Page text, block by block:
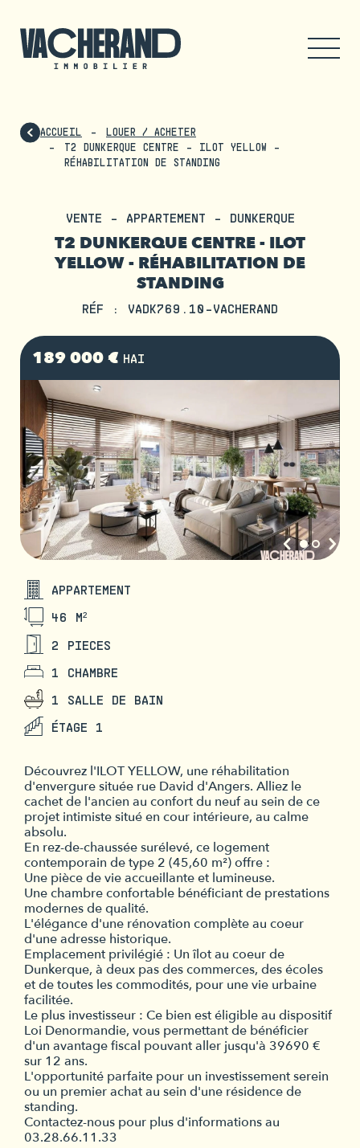
ACCUEIL
LOUER / ACHETER
T2 DUNKERQUE CENTRE - ILOT YELLOW -
RÉHABILITATION DE STANDING
VENTE - APPARTEMENT - DUNKERQUE
T2 DUNKERQUE CENTRE - ILOT
YELLOW - RÉHABILITATION DE
STANDING
RÉF : VADK769.10-VACHERAND
189 000 € HAI
APPARTEMENT
46 M²
2 PIECES
1 CHAMBRE
1 SALLE DE BAIN
ÉTAGE 1
Découvrez l'ILOT YELLOW, une réhabilitation
d'envergure située rue David d'Angers. Alliez le
cachet de l'ancien au confort du neuf au sein de ce
projet intimiste situé en cour intérieure, au calme
absolu.
En rez-de-chaussée surélevé, ce logement
contemporain de type 2 (45,60 m²) offre :
Une pièce de vie accueillante et lumineuse.
Une chambre confortable bénéficiant de prestations
modernes de qualité.
L'élégance d'une rénovation complète au coeur
d'une adresse historique.
Emplacement privilégié : Un îlot au coeur de
Dunkerque, à deux pas des commerces, des écoles
et de toutes les commodités, pour une vie urbaine
facilitée.
Le plus investisseur : Ce bien est éligible au dispositif
Loi Denormandie, vous permettant de bénéficier
d'un avantage fiscal pouvant aller jusqu'à 39690 €
sur 12 ans.
L'opportunité parfaite pour un investissement serein
ou un premier achat au sein d'une résidence de
standing.
Contactez-nous pour plus d'informations au
03.28.66.11.33